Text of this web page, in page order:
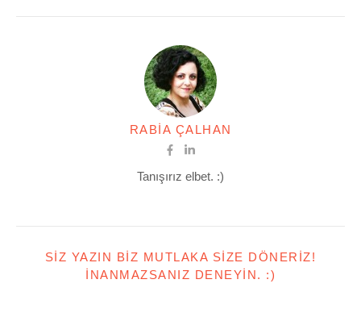
RABIA ÇALHAN
Tanışırız elbet. :)
SIZ YAZIN BIZ MUTLAKA SIZE DÖNERIZ!
İNANMAZSANIZ DENEYIN. :)